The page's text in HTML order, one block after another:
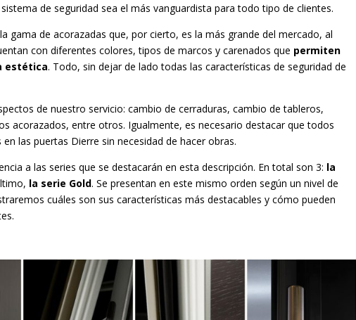
de seguridad sea el más vanguardista para todo tipo de clientes.
gama de acorazadas que, por cierto, es la más grande del mercado, al
con diferentes colores, tipos de marcos y carenados que permiten
estética. Todo, sin dejar de lado todas las características de seguridad de
de nuestro servicio: cambio de cerraduras, cambio de tableros,
acorazados, entre otros. Igualmente, es necesario destacar que todos
las puertas Dierre sin necesidad de hacer obras.
a las series que se destacarán en esta descripción. En total son 3: la
la serie Gold. Se presentan en este mismo orden según un nivel de
cuáles son sus características más destacables y cómo pueden